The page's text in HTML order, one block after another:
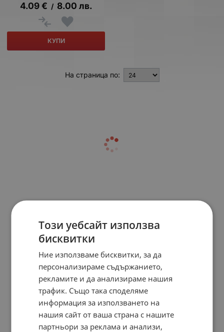
4.09 € / 8.00 лв.
КУПИ
На страница по:
Този уебсайт използва
бисквитки
Ние използваме бисквитки, за да
персонализираме съдържанието,
рекламите и да анализираме нашия
трафик. Също така споделяме
информация за използването на
нашия сайт от ваша страна с нашите
партньори за реклама и анализи,